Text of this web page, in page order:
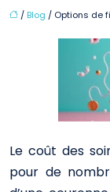
/ Blog / Options de
Le coût des
pour de